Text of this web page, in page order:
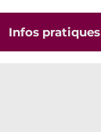
Infos pratiques